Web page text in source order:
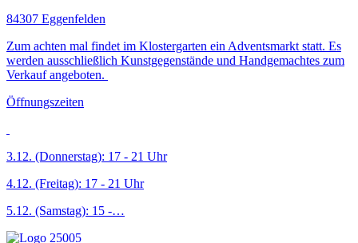
84307 Eggenfelden
Zum achten mal findet im Klostergarten ein Adventsmarkt statt. Es
werden ausschließlich Kunstgegenstände und Handgemachtes zum
Verkauf angeboten.
Öffnungszeiten
3.12. (Donnerstag): 17 - 21 Uhr
4.12. (Freitag): 17 - 21 Uhr
5.12. (Samstag): 15 -…